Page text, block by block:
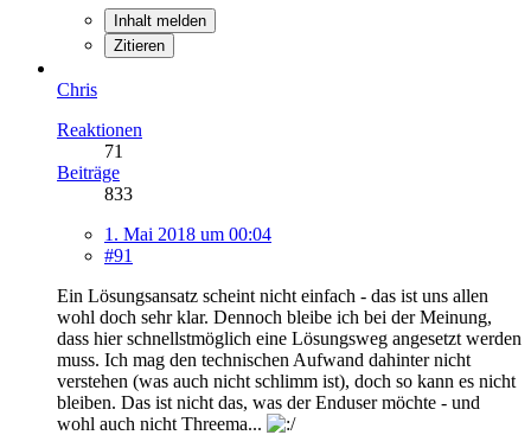
Inhalt melden
Zitieren
Chris
Reaktionen
71
Beiträge
833
1. Mai 2018 um 00:04
#91
Ein Lösungsansatz scheint nicht einfach - das ist uns allen
wohl doch sehr klar. Dennoch bleibe ich bei der Meinung,
dass hier schnellstmöglich eine Lösungsweg angesetzt werden
muss. Ich mag den technischen Aufwand dahinter nicht
verstehen (was auch nicht schlimm ist), doch so kann es nicht
bleiben. Das ist nicht das, was der Enduser möchte - und
wohl auch nicht Threema...